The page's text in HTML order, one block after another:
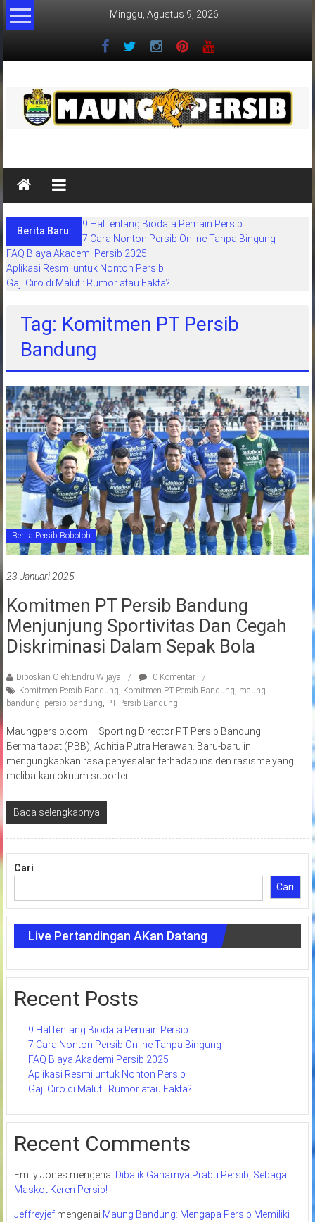
Lompat
ke
Minggu, Agustus 9, 2026
Maung
Persib
situs
berita
khusus
sepakbola
jawa
barat
Berita Baru:
9 Hal tentang Biodata Pemain Persib
7 Cara Nonton Persib Online Tanpa Bingung
FAQ Biaya Akademi Persib 2025
Aplikasi Resmi untuk Nonton Persib
Gaji Ciro di Malut : Rumor atau Fakta?
Tag: Komitmen PT Persib
Bandung
Berita Persib Bobotoh
23 Januari 2025
Komitmen PT Persib Bandung
Menjunjung Sportivitas Dan Cegah
Diskriminasi Dalam Sepak Bola
Diposkan Oleh:Endru Wijaya
0 Komentar
Komitmen Persib Bandung Komitmen PT Persib Bandung maung
bandung persib bandung PT Persib Bandung
Maungpersib.com – Sporting Director PT Persib Bandung
Bermartabat (PBB), Adhitia Putra Herawan. Baru-baru ini
mengungkapkan rasa penyesalan terhadap insiden rasisme yang
melibatkan oknum suporter
Baca selengkapnya
Cari
Cari
Live Pertandingan AKan Datang
Recent Posts
9 Hal tentang Biodata Pemain Persib
7 Cara Nonton Persib Online Tanpa Bingung
FAQ Biaya Akademi Persib 2025
Aplikasi Resmi untuk Nonton Persib
Gaji Ciro di Malut : Rumor atau Fakta?
Recent Comments
Emily Jones mengenai Dibalik Gaharnya Prabu Persib, Sebagai
Maskot Keren Persib!
Jeffreyjefmengenai Maung Bandung: Mengapa Persib Memiliki